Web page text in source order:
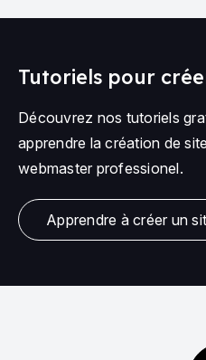
Tutoriels pour
Découvrez nos tutoriels
apprendre la création de
webmaster professionel.
Apprendre à créer un